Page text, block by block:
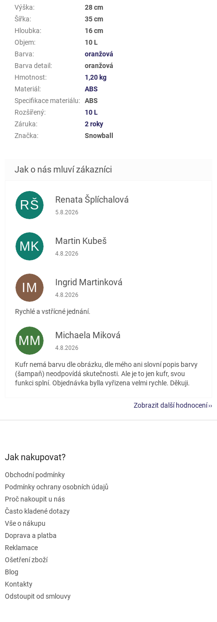
Výška:
28 cm
Šířka:
35 cm
Hloubka:
16 cm
Objem:
10 L
Barva:
oranžová
Barva detail :
oranžová
Hmotnost:
1,20 kg
Materiál :
ABS
Specifikace materiálu:
ABS
Rozšířený:
10 L
Záruka:
2 roky
Značka: Snowball
RŠ Renata Šplíchalová
Hodnocení obchodu je 5 z 5 hvězdiček.
5.8.2026
MK Martin Kubeš
Hodnocení obchodu je 5 z 5 hvězdiček.
4.8.2026
IM Ingrid Martinková
Hodnocení obchodu je 5 z 5 hvězdiček.
4.8.2026
Rychlé a vstřícné jednání.
MM Michaela Miková
Hodnocení obchodu je 5 z 5 hvězdiček.
4.8.2026
Kufr nemá barvu dle obrázku, dle mého ani slovní popis barvy
(šampaň) neodpovídá skutečnosti. Ale je to jen kufr, svou
funkci splní. Objednávka bylla vyřizena velmi rychle. Děkuji.
Zobrazit další hodnocení
Jak nakupovat?
Obchodní podmínky
Podmínky ochrany osobních údajů
Proč nakoupit u nás
Často kladené dotazy
Vše o nákupu
Doprava a platba
Reklamace
Ošetření zboží
Blog
Kontakty
Odstoupit od smlouvy